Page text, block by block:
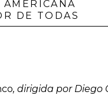
DE TODAS
, dirigida por Diego